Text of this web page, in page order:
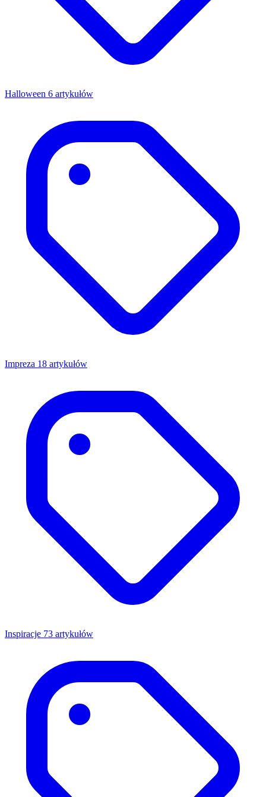
Halloween 6 artykułów
Impreza 18 artykułów
Inspiracje 73 artykułów